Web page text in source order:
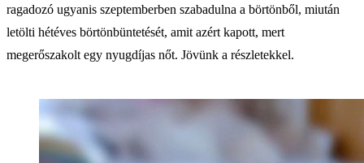
ragadozó ugyanis szeptemberben szabadulna a börtönből, miután
letölti hétéves börtönbüntetését, amit azért kapott, mert
megerőszakolt egy nyugdíjas nőt. Jövünk a részletekkel.